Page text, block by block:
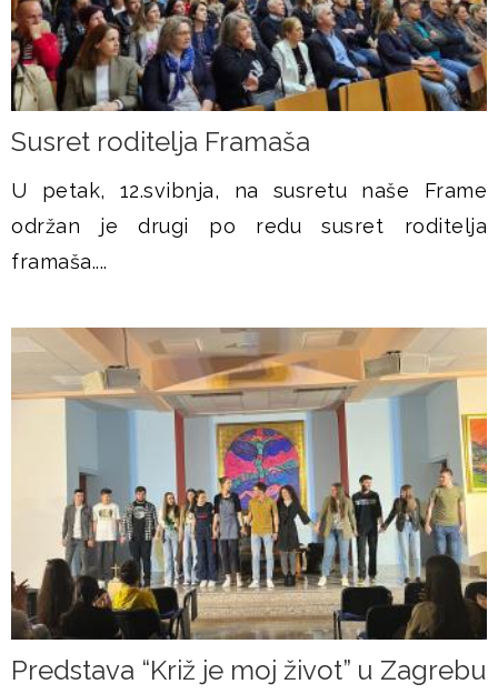
Susret roditelja Framaša
U petak, 12.svibnja, na susretu naše Frame
održan je drugi po redu susret roditelja
framaša....
Predstava “Križ je moj život” u Zagrebu